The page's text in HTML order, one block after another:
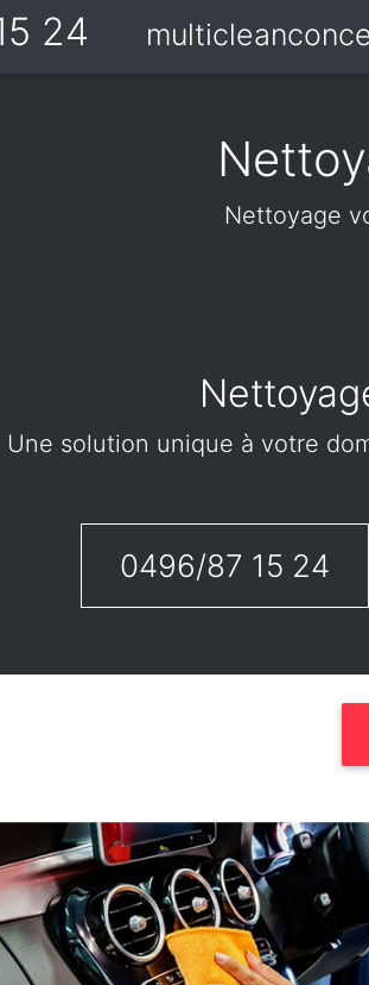
24
Nettoyage
Une solution unique à votre
0496/87 15 24